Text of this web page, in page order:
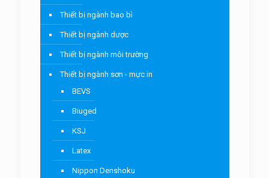
Thiết bị ngành bao bì
Thiết bị ngành dược
Thiết bị ngành môi trường
Thiết bị ngành sơn - mực in
BEVS
Biuged
KSJ
Latex
Nippon Denshoku